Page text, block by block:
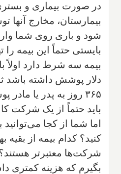
در صورت بیماری و
بیمارستان، مخارج آنها
شود و باری روی شما
بایستی حتماً این بیمه را
دلار پوشش داشته باشد
۳۶۵ روز به پدر یا
باید حتماً از یک شرکت
اما شما از کجا می‌توانید
کنید؟ کدام بیمه از بقیه
شرکت‌ها معتبر‌تر هستند؟
بگیرم که هزینه کمتری